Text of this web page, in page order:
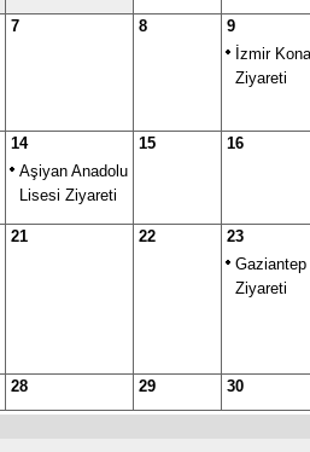
7 8
9
İzmir
Ziyareti
14
Aşiyan Anadolu
Lisesi Ziyareti
15 16
21 22
23
Ziyareti
28 29 30